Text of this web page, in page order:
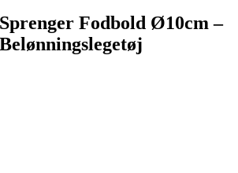
Sprenger Fodbold Ø10cm –
Belønningslegetøj